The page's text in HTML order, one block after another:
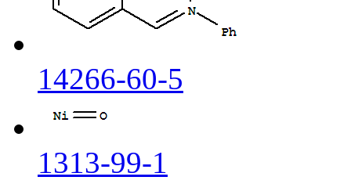
14266-60-5
1313-99-1